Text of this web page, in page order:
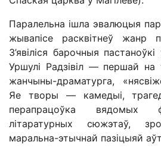
Паралельна ішла эвалюцыя
жывапісе расквітнеў жанр
З’явіліся барочныя
Уршулі Радзівіл — першай на
жанчыны-драматурга,
Яе творы — камедыі,
перапрацоўка вядомых
літаратурных сюжэтаў,
маральна-этычнай пазіцыяй